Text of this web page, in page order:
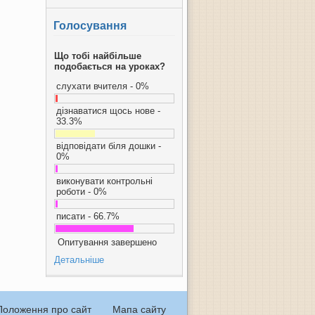
Голосування
Що тобі найбільше
подобається на уроках?
слухати вчителя - 0%
дізнаватися щось нове -
33.3%
відповідати біля дошки -
0%
виконувати контрольні
роботи - 0%
писати - 66.7%
Опитування завершено
Детальніше
про сайт Мапа сайту